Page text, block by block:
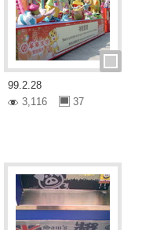
99.2.28
3,116
37